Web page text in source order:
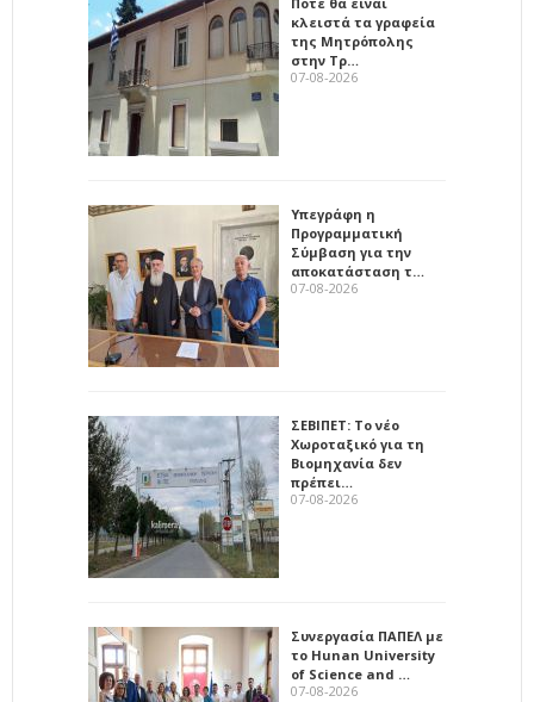
κλειστά τα γραφεία
της Μητρόπολης
στην Τρ…
07-08-2026
Υπεγράφη η
Προγραμματική
Σύμβαση για την
αποκατάσταση τ…
07-08-2026
ΣΕΒΙΠΕΤ: Το νέο
Χωροταξικό για τη
Βιομηχανία δεν
πρέπει…
07-08-2026
Συνεργασία ΠΑΠΕΛ με
το Hunan University
of Science and …
07-08-2026